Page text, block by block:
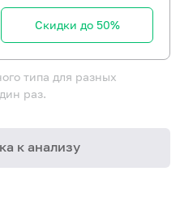
Скидки до 50%
типа для разных
раз.
к анализу